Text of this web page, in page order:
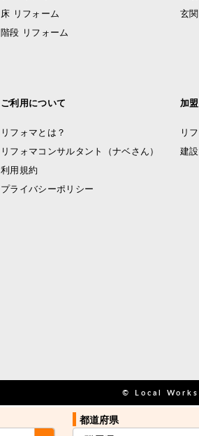
床 リフォーム
階段 リフォーム
玄
ご利用について
リフォマとは？
リフォマコンサルタント（ナベさん）
利用規約
プライバシーポリシー
加
リ
建
© Local
都道府県
お住まい近くの